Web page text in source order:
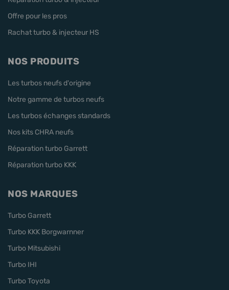
Offre pour les pros
Rachat turbo & injecteur HS
NOS PRODUITS
Les turbos neufs d'origine
Notre gamme de turbos neufs
Les turbos échanges standards
Nos kits CHRA neufs
Réparation turbo Garrett
Réparation turbo KKK
NOS MARQUES
Turbo Garrett
Turbo KKK Borgwarnner
Turbo Mitsubishi
Turbo IHI
Turbo Toyota